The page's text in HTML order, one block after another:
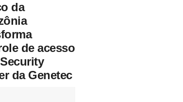
da
de acesso
da Genetec